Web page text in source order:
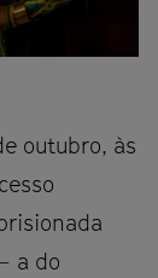
outubro, às
a do